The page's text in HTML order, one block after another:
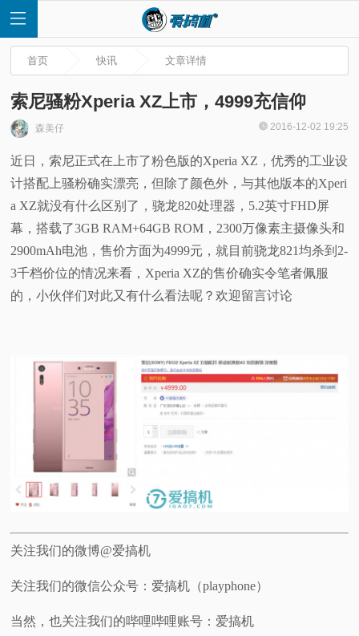
页
快
讯
评
普
体
验
专
首页 快讯 文章详情
索尼骚粉Xperia XZ上市，4999充信仰
森美仔 2016-12-02 19:25
近日，索尼正式在上市了粉色版的Xperia XZ，优秀的工业设
计搭配上骚粉确实漂亮，但除了颜色外，与其他版本的Xperi
a XZ就没有什么区别了，骁龙820处理器，5.2英寸FHD屏
幕，搭载了3GB RAM+64GB ROM，2300万像素主摄像头和
2900mAh电池，售价方面为4999元，就目前骁龙821均杀到2-
3千档价位的情况来看，Xperia XZ的售价确实令笔者佩服
的，小伙伴们对此又有什么看法呢？欢迎留言讨论
关注我们的微博@爱搞机
关注我们的微信公众号：爱搞机（playphone）
当然，也关注我们的哔哩哔哩账号：爱搞机